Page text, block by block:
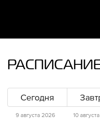
Сегодня
9 августа 2026 10